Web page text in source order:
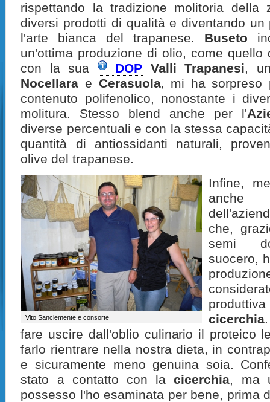
rispettando la tradizione molitoria della
diversi prodotti di qualità e diventando
l'arte bianca del trapanese. Buseto
un'ottima produzione di olio, come quello
con la sua
DOP Valli Trapanesi,
Nocellara e Cerasuola, mi ha sorpreso
contenuto polifenolico, nonostante i
molitura. Stesso blend anche per l'
diverse percentuali e con la stessa
quantità di antiossidanti naturali,
olive del trapanese.
Vito Sanclemente e consorte
Infine,
che,
semi
suocero,
cicerchia
fare uscire dall'oblio culinario il proteico
farlo rientrare nella nostra dieta, in
e sicuramente meno genuina soia.
stato a contatto con lacicerchia, ma
possesso l'ho esaminata per bene, prima